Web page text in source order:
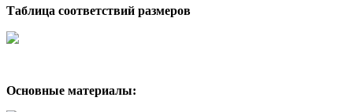
Таблица соответствий размеров
Основные материалы: